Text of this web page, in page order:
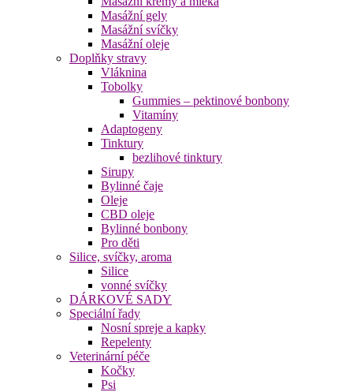
Masážní gely
Masážní svíčky
Masážní oleje
Doplňky stravy
Vláknina
Tobolky
Gummies – pektinové bonbony
Vitamíny
Adaptogeny
Tinktury
bezlihové tinktury
Sirupy
Bylinné čaje
Oleje
CBD oleje
Bylinné bonbony
Pro děti
Silice, svíčky, aroma
Silice
vonné svíčky
DÁRKOVÉ SADY
Speciální řady
Nosní spreje a kapky
Repelenty
Veterinární péče
Kočky
Psi